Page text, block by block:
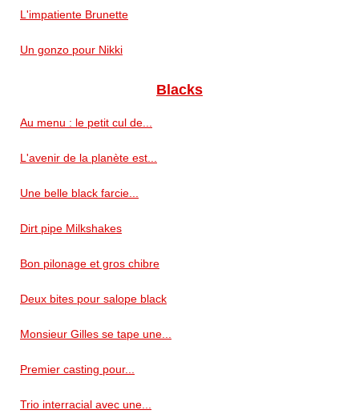
L'impatiente Brunette
Un gonzo pour Nikki
Blacks
Au menu : le petit cul de...
L'avenir de la planète est...
Une belle black farcie...
Dirt pipe Milkshakes
Bon pilonage et gros chibre
Deux bites pour salope black
Monsieur Gilles se tape une...
Premier casting pour...
Trio interracial avec une...